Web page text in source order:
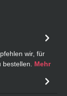
wir, für
Mehr